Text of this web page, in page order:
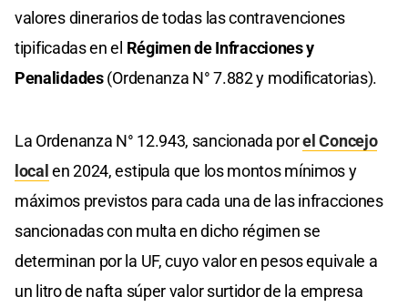
valores dinerarios de todas las contravenciones
tipificadas en el Régimen de Infracciones y
Penalidades(Ordenanza N° 7.882 y modificatorias).
La Ordenanza N° 12.943, sancionada porel Concejo
local en 2024, estipula que los montos mínimos y
máximos previstos para cada una de las infracciones
sancionadas con multa en dicho régimen se
determinan por la UF, cuyo valor en pesos equivale a
un litro de nafta súper valor surtidor de la empresa